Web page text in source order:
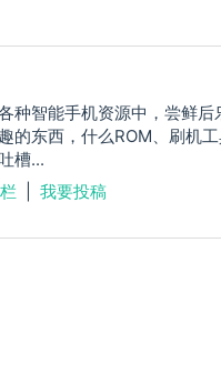
种智能手机资源中，尝鲜
的东西，什么ROM、刷机
槽...
| 我要投稿